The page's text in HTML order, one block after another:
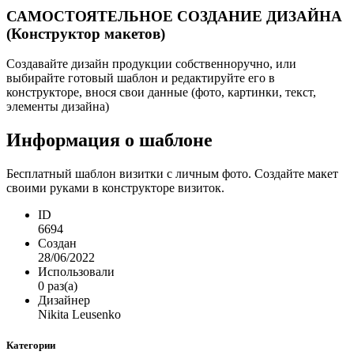
САМОСТОЯТЕЛЬНОЕ СОЗДАНИЕ ДИЗАЙНА
(Конструктор макетов)
Создавайте дизайн продукции собственноручно, или
выбирайте готовый шаблон и редактируйте его в
конструкторе, внося свои данные (фото, картинки, текст,
элементы дизайна)
Информация о шаблоне
Бесплатный шаблон визитки с личным фото. Создайте макет
своими руками в конструкторе визиток.
ID
6694
Создан
28/06/2022
Использовали
0 раз(а)
Дизайнер
Nikita Leusenko
Категории